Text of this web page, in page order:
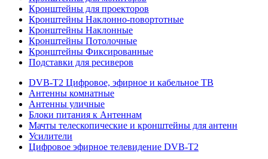
Кронштейны для проекторов
Кронштейны Наклонно-повортотные
Кронштейны Наклонные
Кронштейны Потолочные
Кронштейны Фиксированные
Подставки для ресиверов
DVB-T2 Цифровое, эфирное и кабельное ТВ
Антенны комнатные
Антенны уличные
Блоки питания к Антеннам
Мачты телескопические и кронштейны для антенн
Усилители
Цифровое эфирное телевидение DVB-Т2